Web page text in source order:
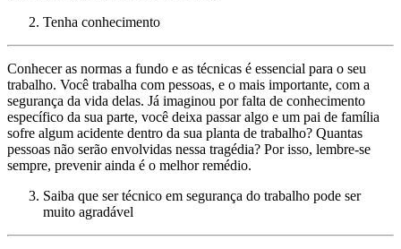
Tenha conhecimento
Conhecer as normas a fundo e as técnicas é essencial para o seu
trabalho. Você trabalha com pessoas, e o mais importante, com a
segurança da vida delas. Já imaginou por falta de conhecimento
específico da sua parte, você deixa passar algo e um pai de família
sofre algum acidente dentro da sua planta de trabalho? Quantas
pessoas não serão envolvidas nessa tragédia? Por isso, lembre-se
sempre, prevenir ainda é o melhor remédio.
Saiba que ser técnico em segurança do trabalho pode ser
muito agradável